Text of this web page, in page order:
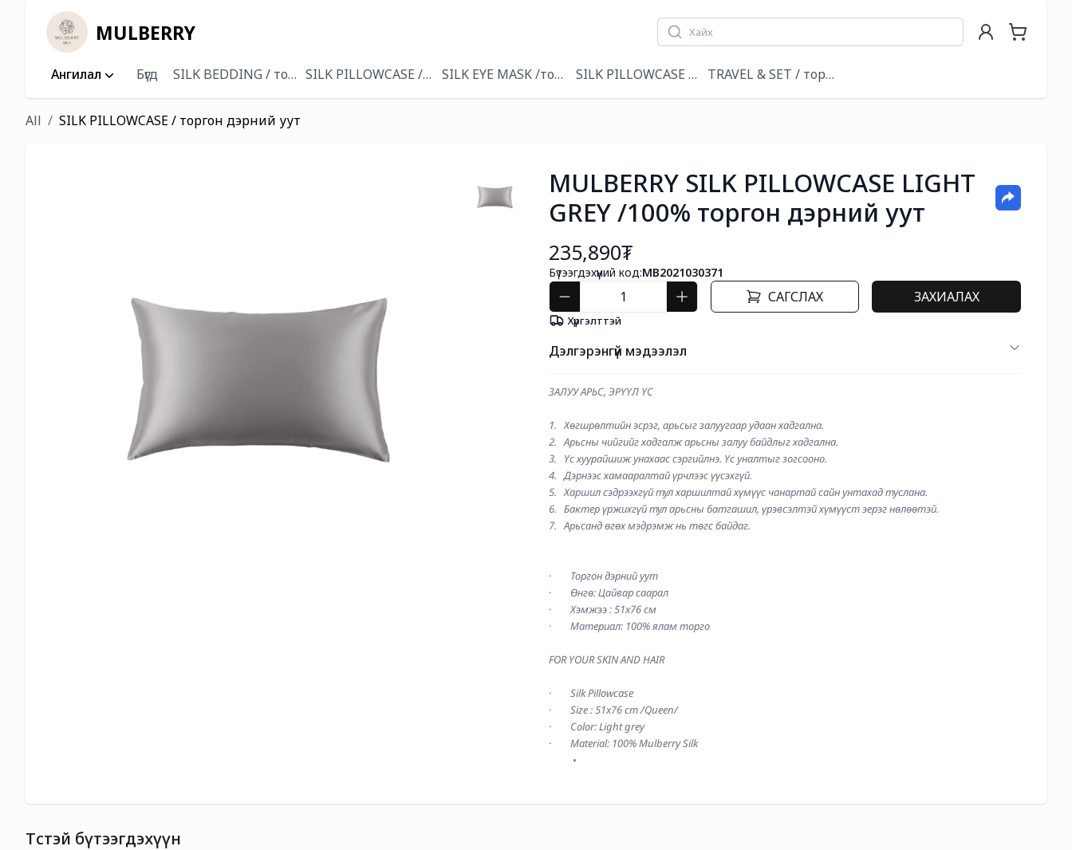
MULBERRY
Ангилал Бүгд SILK BEDDING / торгон хөнжлийн даавуу
SILK PILLOWCASE / торгон дэрний уутSILK EYE MASK /торгон нүдний маскSILK PILLOWCASE & EYE MASK / дэрний уут & нүдний маск
TRAVEL & SET / торгон хос
All SILK PILLOWCASE / торгон дэрний уут
MULBERRY SILK PILLOWCASE LIGHT
GREY /100% торгон дэрний уут
235,890₮
Бүтээгдэхүүний код:MB2021030371
САГСЛАХ ЗАХИАЛАХ
Хүргэлттэй
Дэлгэрэнгүй мэдээлэл
ЗАЛУУ АРЬС, ЭРҮҮЛ ҮС
1.   Хөгшрөлтийн эсрэг, арьсыг залуугаар удаан хадгална.
2.   Арьсны чийгийг хадгалж арьсны залуу байдлыг хадгална.
3.   Үс хуурайшиж унахаас сэргийлнэ. Үс уналтыг зогсооно.
4.   Дэрнээс хамааралтай үрчлээс үүсэхгүй.
5.   Харшил сэдрээхгүй тул харшилтай хүмүүс чанартай сайн унтахад туслана.
6.   Бактер үржихгүй тул арьсны батгашил, үрэвсэлтэй хүмүүст эерэг нөлөөтэй.
7.   Арьсанд өгөх мэдрэмж нь төгс байдаг.
·        Торгон дэрний уут
·        Өнгө: Цайвар саарал
·        Хэмжээ : 51x76 см
·        Материал: 100% ялам торго
FOR YOUR SKIN AND HAIR
·        Silk Pillowcase
·        Size : 51x76 cm /Queen/
·        Color: Light grey
·        Material: 100% Mulberry Silk
Төстэй бүтээгдэхүүн